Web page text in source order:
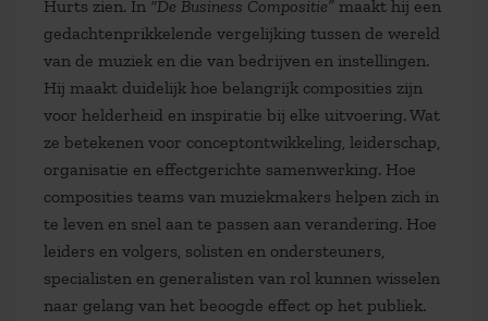
Hurts zien. In “De Business Compositie” maakt hij een
gedachtenprikkelende vergelijking tussen de wereld
van de muziek en die van bedrijven en instellingen.
Hij maakt duidelijk hoe belangrijk composities zijn
voor helderheid en inspiratie bij elke uitvoering. Wat
ze betekenen voor conceptontwikkeling, leiderschap,
organisatie en effectgerichte samenwerking. Hoe
composities teams van muziekmakers helpen zich in
te leven en snel aan te passen aan verandering. Hoe
leiders en volgers, solisten en ondersteuners,
specialisten en generalisten van rol kunnen wisselen
naar gelang van het beoogde effect op het publiek.